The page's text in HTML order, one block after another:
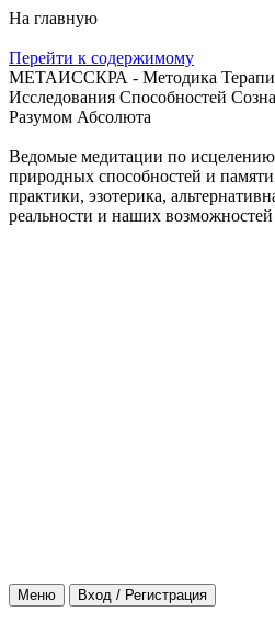
На главную
Перейти к содержимому
МЕТАИССКРА - Методика
Исследования Способностей
Разумом Абсолюта
Ведомые медитации по
природных способностей и
практики, эзотерика,
реальности и наших
Меню Вход / Регистрация